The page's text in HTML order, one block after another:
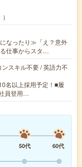
なったり≫「え？意外
仕事からスタ…
スキル不要 / 英語力不
名以上採用予定！■履
員登用…
50代
60代